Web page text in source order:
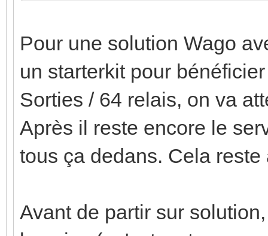
Pour une solution Wago
un starterkit pour
Sorties / 64 relais, on va
Après il reste encore le
tous ça dedans. Cela
Avant de partir sur